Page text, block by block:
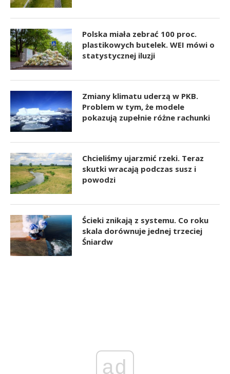
Polska miała zebrać 100 proc.
plastikowych butelek. WEI mówi o
statystycznej iluzji
Zmiany klimatu uderzą w PKB.
Problem w tym, że modele
pokazują zupełnie różne rachunki
Chcieliśmy ujarzmić rzeki. Teraz
skutki wracają podczas susz i
powodzi
Ścieki znikają z systemu. Co roku
skala dorównuje jednej trzeciej
Śniardw
ad